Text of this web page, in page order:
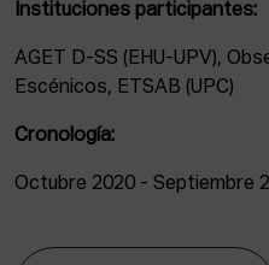
Instituciones participantes:
AGET D-SS (EHU-UPV),
Escénicos, ETSAB (UPC)
Cronología:
Octubre 2020 - Septiembre